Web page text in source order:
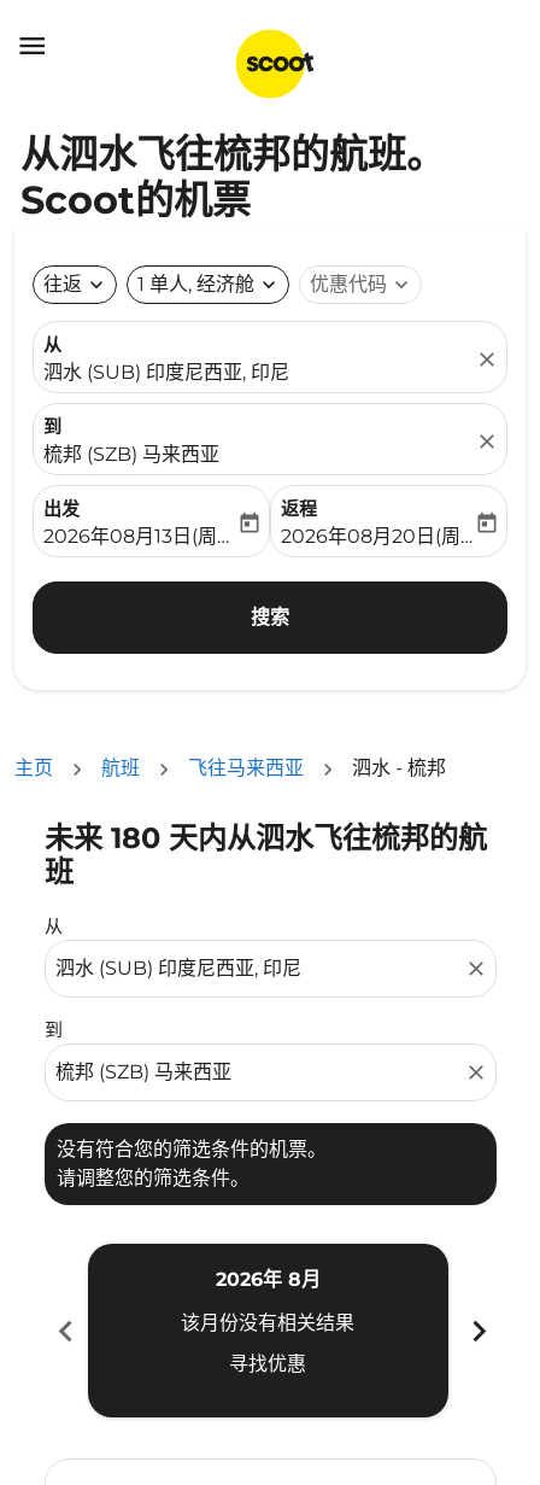

从泗水飞往梳邦的航班。
Scoot的机票
往返 expand_more 1 单人, 经济舱 expand_more 优惠代码 expand_more
从
泗水 (SUB) 印度尼西亚, 印尼
close
到
梳邦 (SZB) 马来西亚
close
出发
fc-booking-departure-date-aria-label
2026年08月13日(周四)
today
返程
fc-booking-return-date-
2026年08月20日(周四)
today
搜索
主页 航班 飞往马来西亚 泗水 - 梳邦
未来 180 天内从泗水飞往梳邦的航
班
从
close
到
close
没有符合您的筛选条件的机票。
请调整您的筛选条件。
没有符合您的筛选条件的机票。请调整您的筛选条件。
chevron_left
2026年 8月
该月份没有相关结果
寻找优惠
chevron_right